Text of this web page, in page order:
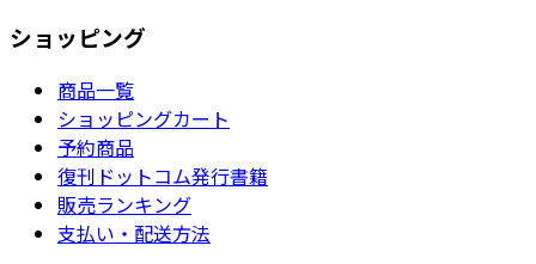
ショッピング
商品一覧
ショッピングカート
予約商品
復刊ドットコム発行書籍
販売ランキング
支払い・配送方法